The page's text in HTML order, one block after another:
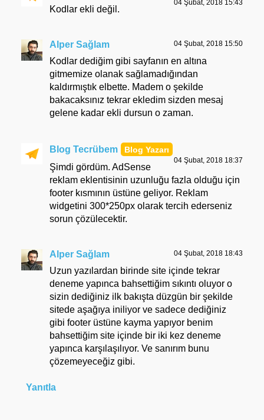
04 Şubat, 2018 15:43
Kodlar ekli değil.
Alper Sağlam 04 Şubat, 2018 15:50
Kodlar dediğim gibi sayfanın en altına
gitmemize olanak sağlamadığından
kaldırmıştık elbette. Madem o şekilde
bakacaksınız tekrar ekledim sizden mesaj
gelene kadar ekli dursun o zaman.
Blog Tecrübem
04 Şubat, 2018 18:37
Şimdi gördüm. AdSense
reklam eklentisinin uzunluğu fazla olduğu için
footer kısmının üstüne geliyor. Reklam
widgetini 300*250px olarak tercih ederseniz
sorun çözülecektir.
Alper Sağlam 04 Şubat, 2018 18:43
Uzun yazılardan birinde site içinde tekrar
deneme yapınca bahsettiğim sıkıntı oluyor o
sizin dediğiniz ilk bakışta düzgün bir şekilde
sitede aşağıya iniliyor ve sadece dediğiniz
gibi footer üstüne kayma yapıyor benim
bahsettiğim site içinde bir iki kez deneme
yapınca karşılaşılıyor. Ve sanırım bunu
çözemeyeceğiz gibi.
Yanıtla